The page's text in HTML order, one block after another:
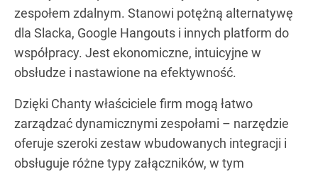
zespołem zdalnym. Stanowi potężną alternatywę
dla Slacka, Google Hangouts i innych platform do
współpracy. Jest ekonomiczne, intuicyjne w
obsłudze i nastawione na efektywność.
Dzięki Chanty właściciele firm mogą łatwo
zarządzać dynamicznymi zespołami – narzędzie
oferuje szeroki zestaw wbudowanych integracji i
obsługuje różne typy załączników, w tym